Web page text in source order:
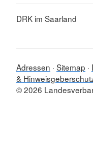
DRK im Saarland
Adressen Sitemap
&
© 2026